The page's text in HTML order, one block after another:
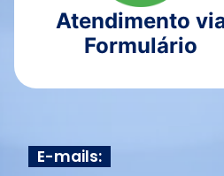
Atendimento
Formulário
E-mails: